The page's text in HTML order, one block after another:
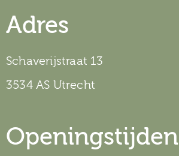
Adres
Schaverijstraat 13
3534 AS Utrecht
Openingstijden